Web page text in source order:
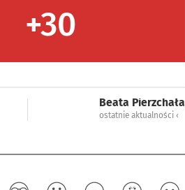
+30
Beata Pierzchała
ostatnie aktualności ‹